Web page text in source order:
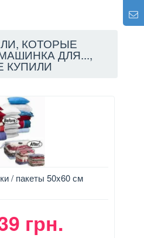
КОТОРЫЕ
ДЛЯ...,
КУПИЛИ
/ пакеты 50x60 см
грн.